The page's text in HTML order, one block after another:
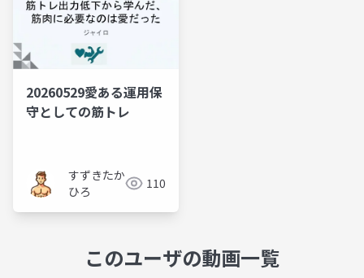
20260529愛ある運用保
守としての筋トレ
すずきたか
ひろ
110
このユーザの動画一覧